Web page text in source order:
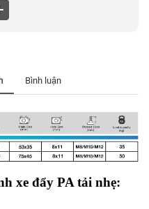
Bình luận
xe đẩy PA tải nhẹ: